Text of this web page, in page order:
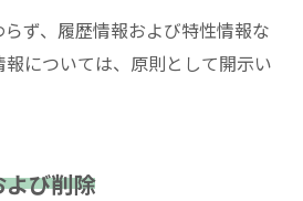
ず、履歴情報および特性情報な
については、原則として開示い
び削除